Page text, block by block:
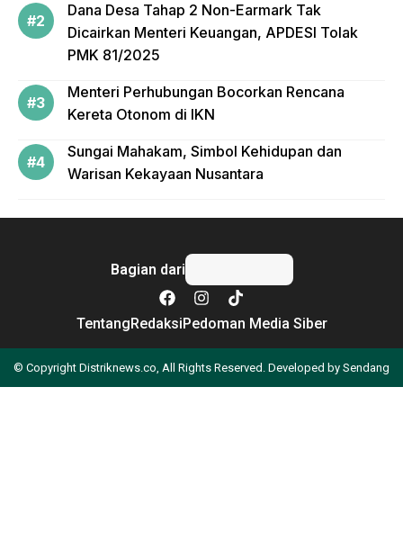
Dana Desa Tahap 2 Non-Earmark Tak
Dicairkan Menteri Keuangan, APDESI Tolak
PMK 81/2025
Menteri Perhubungan Bocorkan Rencana
Kereta Otonom di IKN
Sungai Mahakam, Simbol Kehidupan dan
Warisan Kekayaan Nusantara
Bagian dari
TentangRedaksiPedoman Media Siber
© Copyright Distriknews.co, All Rights Reserved. Developed by Sendang